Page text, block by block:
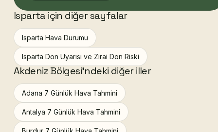
Isparta için diğer sayfalar
Isparta Hava Durumu
Isparta Don Uyarısı ve Zirai Don Riski
Akdeniz Bölgesi'ndeki diğer iller
Adana 7 Günlük Hava Tahmini
Antalya 7 Günlük Hava Tahmini